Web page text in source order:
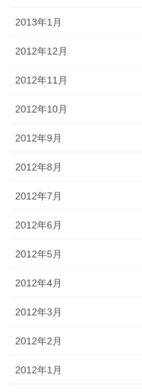
2013年1月
2012年12月
2012年11月
2012年10月
2012年9月
2012年8月
2012年7月
2012年6月
2012年5月
2012年4月
2012年3月
2012年2月
2012年1月